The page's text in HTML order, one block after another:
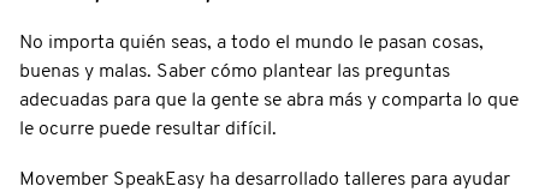
No importa quién seas, a todo el mundo le pasan cosas,
buenas y malas. Saber cómo plantear las preguntas
adecuadas para que la gente se abra más y comparta lo que
le ocurre puede resultar difícil.
Movember SpeakEasy ha desarrollado talleres para ayudar